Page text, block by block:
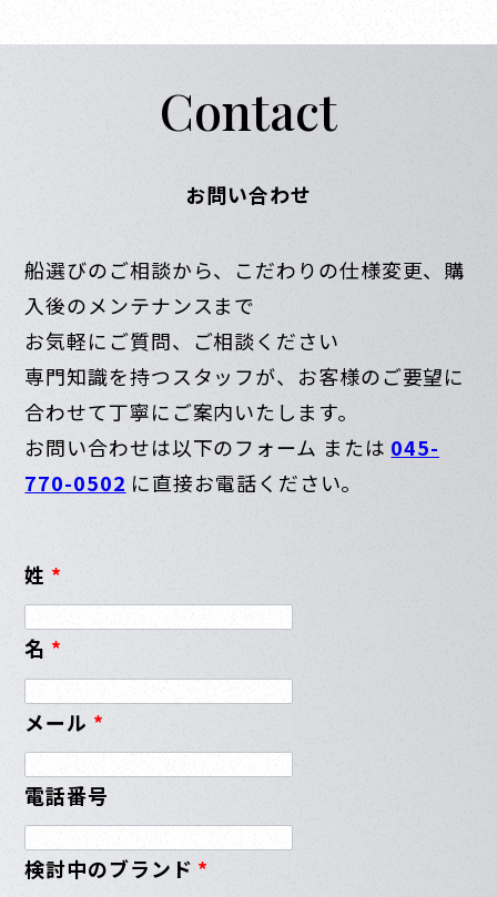
Contact
お問い合わせ
船選びのご相談から、こだわりの仕様変更、購
入後のメンテナンスまで
お気軽にご質問、ご相談ください
専門知識を持つスタッフが、お客様のご要望に
合わせて丁寧にご案内いたします。
お問い合わせは以下のフォーム または 045-
770-0502 に直接お電話ください。
姓 *
名 *
メール *
電話番号
検討中のブランド *